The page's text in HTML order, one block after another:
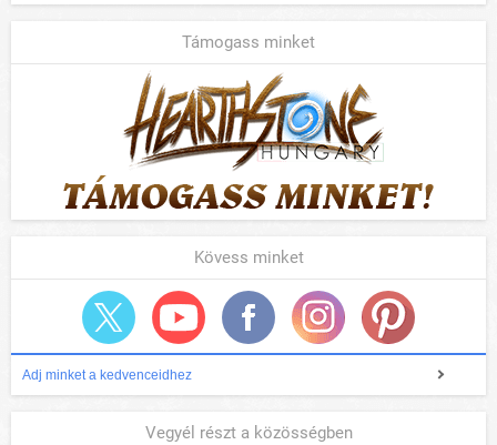
Támogass minket
Kövess minket
Adj minket a kedvenceidhez
Vegyél részt a közösségben